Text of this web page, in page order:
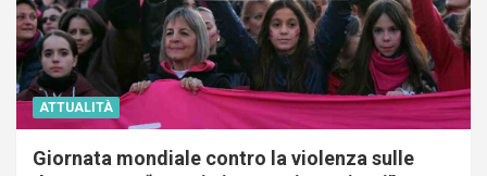
ATTUALITÀ
Giornata mondiale contro la violenza sulle